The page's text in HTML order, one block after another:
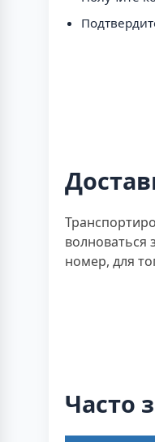
волноваться
номер, для
Часто